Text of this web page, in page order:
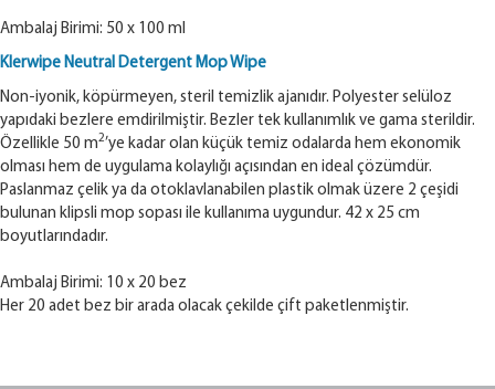
Ambalaj Birimi: 50 x 100 ml
Klerwipe Neutral Detergent Mop Wipe
Non-iyonik, köpürmeyen, steril temizlik ajanıdır. Polyester selüloz
yapıdaki bezlere emdirilmiştir. Bezler tek kullanımlık ve gama sterildir.
Özellikle 50 m2’ye kadar olan küçük temiz odalarda hem ekonomik
olması hem de uygulama kolaylığı açısından en ideal çözümdür.
Paslanmaz çelik ya da otoklavlanabilen plastik olmak üzere 2 çeşidi
bulunan klipsli mop sopası ile kullanıma uygundur. 42 x 25 cm
boyutlarındadır.
Ambalaj Birimi: 10 x 20 bez
Her 20 adet bez bir arada olacak çekilde çift paketlenmiştir.